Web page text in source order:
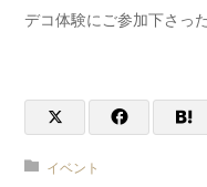
デコ体験にご参加下さっ
イベント